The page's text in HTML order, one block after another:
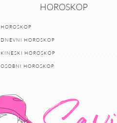
HOROSKOP
HOROSKOP
DNEVNI HOROSKOP
KINESKI HOROSKOP
OSOBNI HOROSKOP